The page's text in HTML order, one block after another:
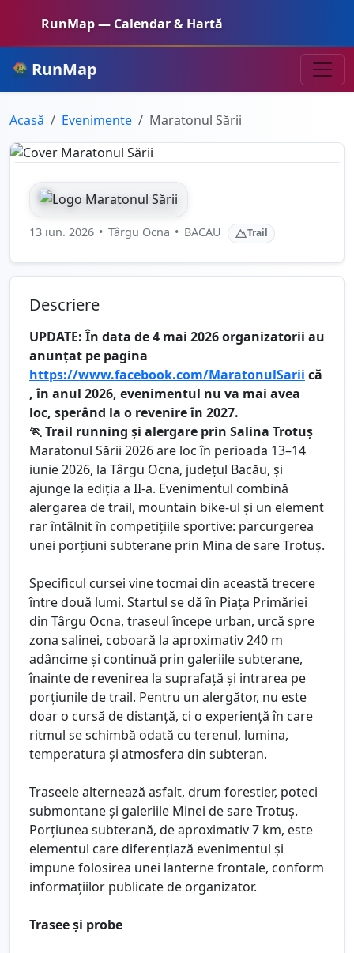
RunMap — Calendar & Hartă
RunMap
Acasă Evenimente Maratonul Sării
13 iun. 2026 • Târgu Ocna • BACAU Trail
Descriere
UPDATE: În data de 4 mai 2026 organizatorii au
anunțat pe pagina
https://www.facebook.com/MaratonulSarii că
, în anul 2026, evenimentul nu va mai avea
loc, sperând la o revenire în 2027.
🏃 Trail running și alergare prin Salina Trotuș
Maratonul Sării 2026 are loc în perioada 13–14
iunie 2026, la Târgu Ocna, județul Bacău, și
ajunge la ediția a II-a. Evenimentul combină
alergarea de trail, mountain bike-ul și un element
rar întâlnit în competițiile sportive: parcurgerea
unei porțiuni subterane prin Mina de sare Trotuș.
Specificul cursei vine tocmai din această trecere
între două lumi. Startul se dă în Piața Primăriei
din Târgu Ocna, traseul începe urban, urcă spre
zona salinei, coboară la aproximativ 240 m
adâncime și continuă prin galeriile subterane,
înainte de revenirea la suprafață și intrarea pe
porțiunile de trail. Pentru un alergător, nu este
doar o cursă de distanță, ci o experiență în care
ritmul se schimbă odată cu terenul, lumina,
temperatura și atmosfera din subteran.
Traseele alternează asfalt, drum forestier, poteci
submontane și galeriile Minei de sare Trotuș.
Porțiunea subterană, de aproximativ 7 km, este
elementul care diferențiază evenimentul și
impune folosirea unei lanterne frontale, conform
informațiilor publicate de organizator.
Trasee și probe